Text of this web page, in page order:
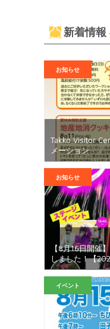
新着情報
お知らせ
Takko Visitor
メーション
お知らせ
【8月16日開催
しました！【
イベント